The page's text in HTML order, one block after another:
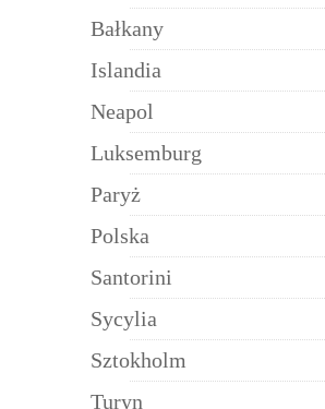
Bałkany
Islandia
Neapol
Luksemburg
Paryż
Polska
Santorini
Sycylia
Sztokholm
Turyn